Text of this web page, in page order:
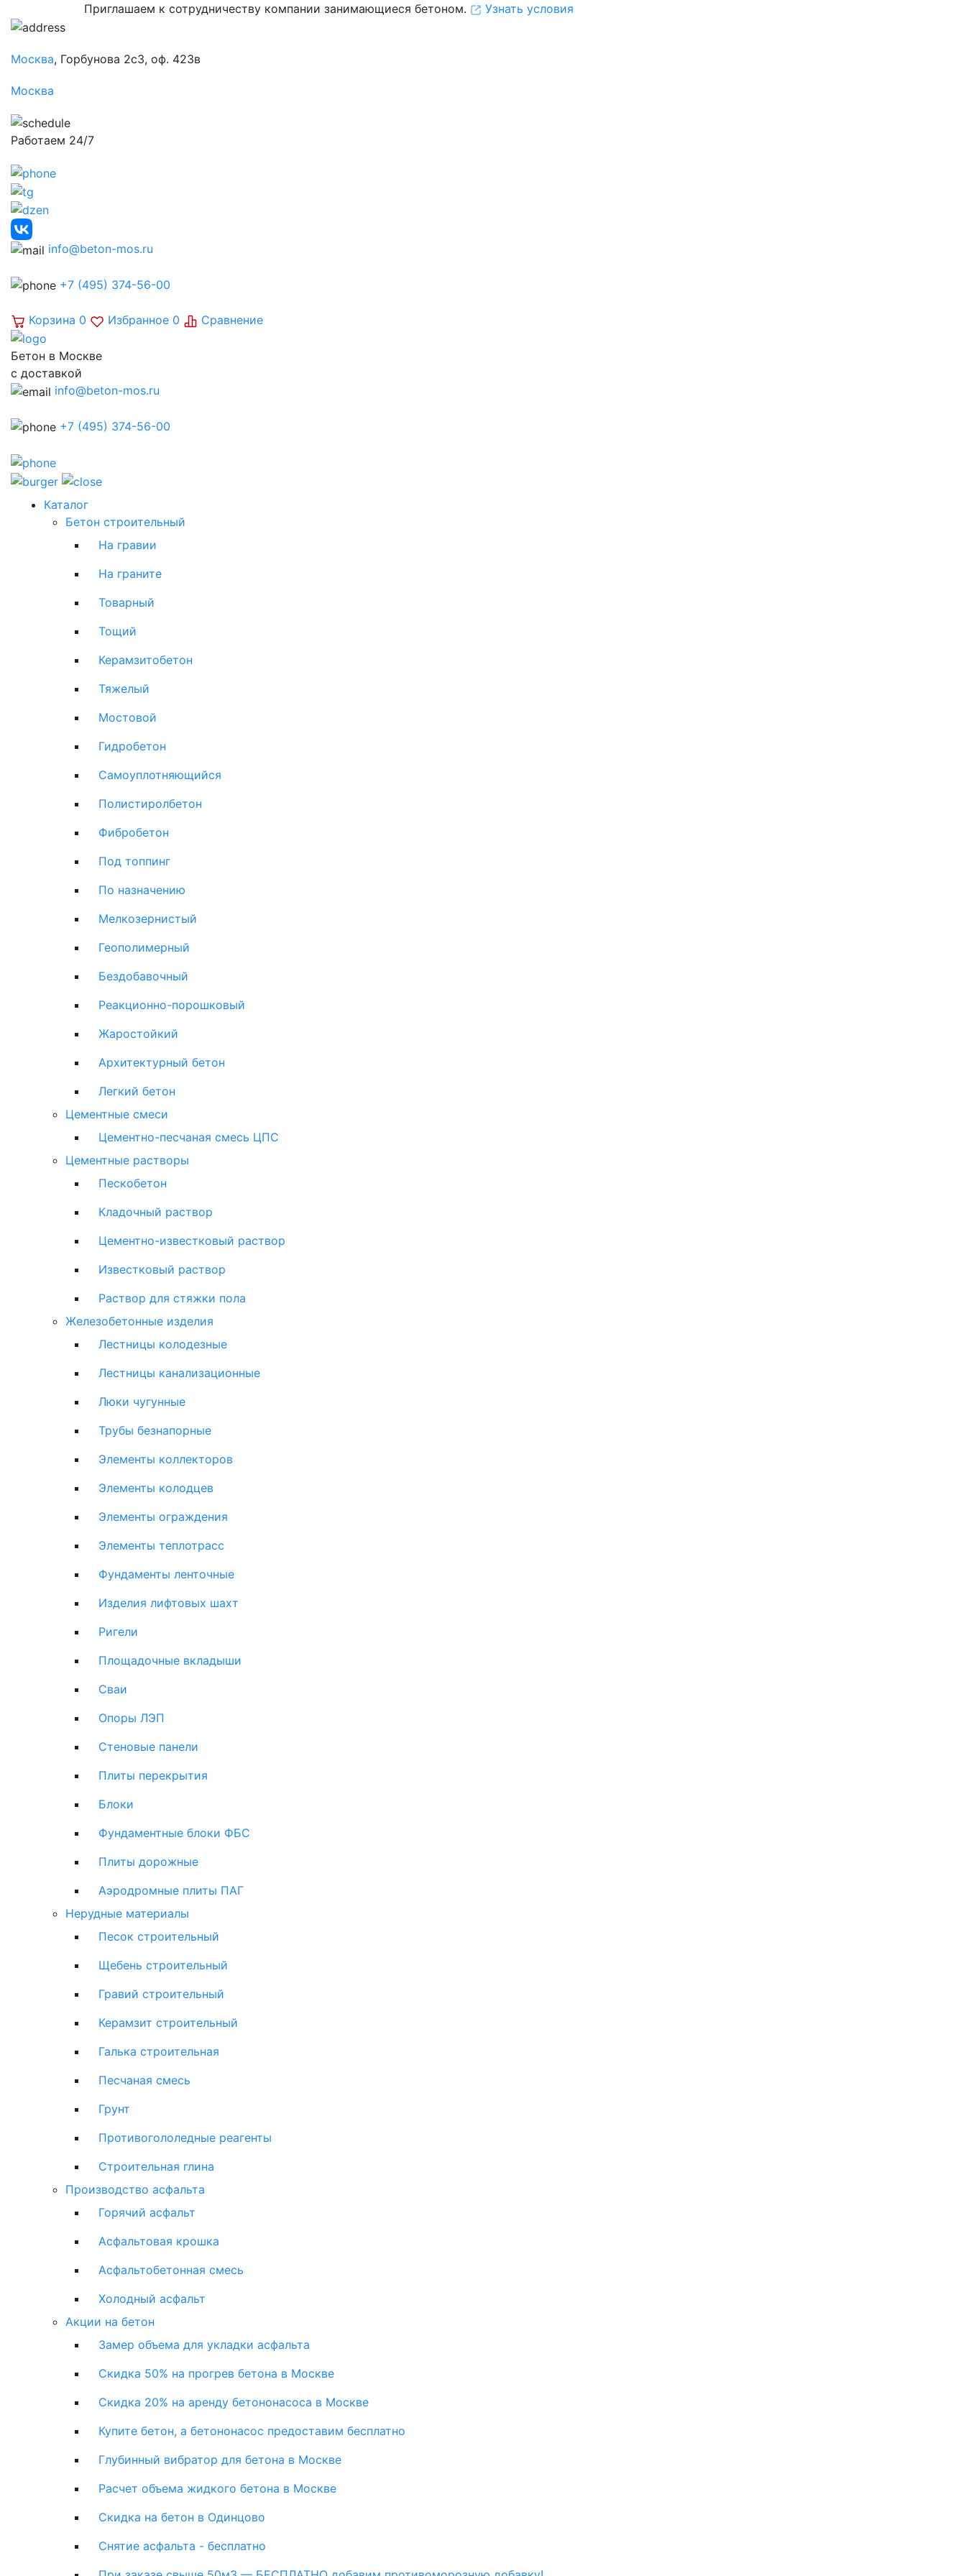
Приглашаем к сотрудничеству компании занимающиеся бетоном. Узнать условия
Москва, Горбунова 2с3, оф. 423в
Москва
Работаем 24/7
info@beton-mos.ru
+7 (495) 374-56-00
Корзина 0 Избранное 0 Сравнение
Бетон в Москве
с доставкой
info@beton-mos.ru
+7 (495) 374-56-00
Каталог
Бетон строительный
На гравии
На граните
Товарный
Тощий
Керамзитобетон
Тяжелый
Мостовой
Гидробетон
Самоуплотняющийся
Полистиролбетон
Фибробетон
Под топпинг
По назначению
Мелкозернистый
Геополимерный
Бездобавочный
Реакционно-порошковый
Жаростойкий
Архитектурный бетон
Легкий бетон
Цементные смеси
Цементно-песчаная смесь ЦПС
Цементные растворы
Пескобетон
Кладочный раствор
Цементно-известковый раствор
Известковый раствор
Раствор для стяжки пола
Железобетонные изделия
Лестницы колодезные
Лестницы канализационные
Люки чугунные
Трубы безнапорные
Элементы коллекторов
Элементы колодцев
Элементы ограждения
Элементы теплотрасс
Фундаменты ленточные
Изделия лифтовых шахт
Ригели
Площадочные вкладыши
Сваи
Опоры ЛЭП
Стеновые панели
Плиты перекрытия
Блоки
Фундаментные блоки ФБС
Плиты дорожные
Аэродромные плиты ПАГ
Нерудные материалы
Песок строительный
Щебень строительный
Гравий строительный
Керамзит строительный
Галька строительная
Песчаная смесь
Грунт
Противогололедные реагенты
Строительная глина
Производство асфальта
Горячий асфальт
Асфальтовая крошка
Асфальтобетонная смесь
Холодный асфальт
Акции на бетон
Замер объема для укладки асфальта
Скидка 50% на прогрев бетона в Москве
Скидка 20% на аренду бетононасоса в Москве
Купите бетон, а бетононасос предоставим бесплатно
Глубинный вибратор для бетона в Москве
Расчет объема жидкого бетона в Москве
Скидка на бетон в Одинцово
Снятие асфальта - бесплатно